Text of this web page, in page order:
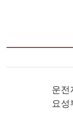
운전
요